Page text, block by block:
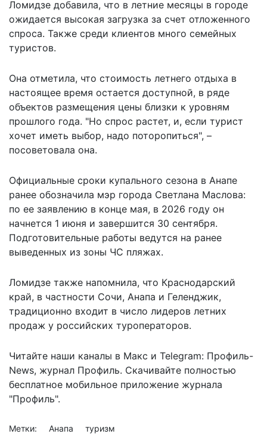
Ломидзе добавила, что в летние месяцы в городе
ожидается высокая загрузка за счет отложенного
спроса. Также среди клиентов много семейных
туристов.
Она отметила, что стоимость летнего отдыха в
настоящее время остается доступной, в ряде
объектов размещения цены близки к уровням
прошлого года. "Но спрос растет, и, если турист
хочет иметь выбор, надо поторопиться", –
посоветовала она.
Официальные сроки купального сезона в Анапе
ранее обозначила мэр города Светлана Маслова:
по ее заявлению в конце мая, в 2026 году он
начнется 1 июня и завершится 30 сентября.
Подготовительные работы ведутся на ранее
выведенных из зоны ЧС пляжах.
Ломидзе также напомнила, что Краснодарский
край, в частности Сочи, Анапа и Геленджик,
традиционно входит в число лидеров летних
продаж у российских туроператоров.
Читайте наши каналы в Макс и Telegram: Профиль-
News, журнал Профиль. Скачивайте полностью
бесплатное мобильное приложение журнала
"Профиль".
Метки: Анапа туризм